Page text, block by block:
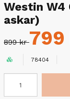
Westin W4
askar)
899 kr
78404